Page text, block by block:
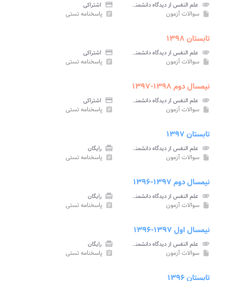
attachment علم النفس از دیدگاه دانشمندان اسلامی پیام نور credit_card اشتراکی
insert_drive_file سوالات آزمون assignment پاسخنامه تستی
تابستان ۱۳۹۸
attachment علم النفس از دیدگاه دانشمندان اسلامی پیام نور credit_card اشتراکی
insert_drive_file سوالات آزمون assignment پاسخنامه تستی
نیمسال دوم ۱۳۹۸-۱۳۹۷
attachment علم النفس از دیدگاه دانشمندان اسلامی پیام نور credit_card اشتراکی
insert_drive_file سوالات آزمون assignment پاسخنامه تستی
تابستان ۱۳۹۷
attachment علم النفس از دیدگاه دانشمندان اسلامی پیام نور card_giftcard رایگان
insert_drive_file سوالات آزمون assignment پاسخنامه تستی
نیمسال دوم ۱۳۹۷-۱۳۹۶
attachment علم النفس از دیدگاه دانشمندان اسلامی پیام نور card_giftcard رایگان
insert_drive_file سوالات آزمون assignment پاسخنامه تستی
نیمسال اول ۱۳۹۷-۱۳۹۶
attachment علم النفس از دیدگاه دانشمندان اسلامی پیام نور card_giftcard رایگان
insert_drive_file سوالات آزمون assignment پاسخنامه تستی
تابستان ۱۳۹۶